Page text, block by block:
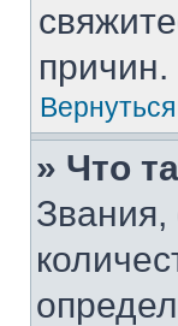
причин.
» Что